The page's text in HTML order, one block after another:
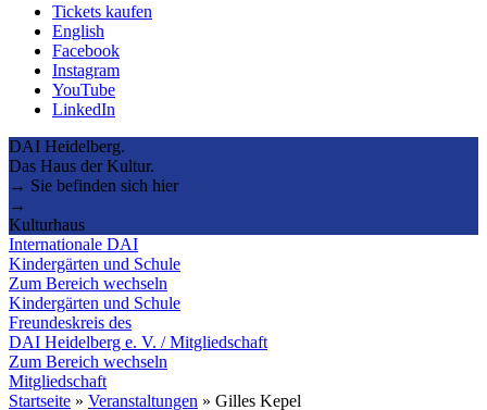
Tickets kaufen
English
Facebook
Instagram
YouTube
LinkedIn
DAI Heidelberg.
Das Haus der Kultur.
→ Sie befinden sich hier
→
Kulturhaus
Internationale DAI
Kindergärten und Schule
Zum Bereich wechseln
Kindergärten und Schule
Freundeskreis des
DAI Heidelberg e. V. / Mitgliedschaft
Zum Bereich wechseln
Mitgliedschaft
Startseite » Veranstaltungen » Gilles Kepel